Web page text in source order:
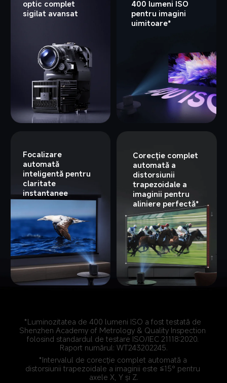
optic complet
sigilat avansat
400 lumeni ISO
pentru imagini
uimitoare*
Focalizare
automată
inteligentă pentru
claritate
instantanee
Corecție complet
automată a
distorsiunii
trapezoidale a
imaginii pentru
aliniere perfectă*
*Luminozitatea de 400 lumeni ISO a fost testată de
Shenzhen Academy of Metrology & Quality Inspection
folosind standardul de testare ISO/IEC 21118:2020.
Raport numărul: WT243202245.
*Intervalul de corecție complet automată a
distorsiunii trapezoidale a imaginii este ≦15° pentru
axele X, Y și Z.